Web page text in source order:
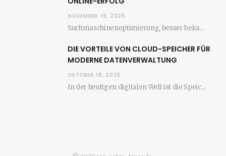
NOVEMBER 19, 2025
Suchmaschinenoptimierung, besser bekannt als SEO, ist ein entscheidender Faktor für den Erfolg jeder Website im…
DIE VORTEILE VON CLOUD-SPEICHER FÜR
MODERNE DATENVERWALTUNG
OKTOBER 18, 2025
In der heutigen digitalen Welt ist die Speicherung und Verwaltung von Daten entscheidend für den…